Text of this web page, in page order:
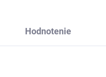
Hodnotenie